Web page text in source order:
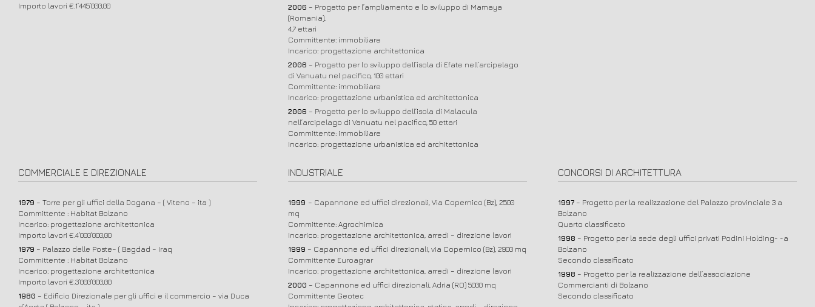
Importo lavori €.1’445’000,00
2006 – Progetto per l’ampliamento e lo sviluppo di Mamaya
(Romania),
4,7 ettari
Committente: immobiliare
Incarico: progettazione architettonica
2006 – Progetto per lo sviluppo dell’isola di Efate nell’arcipelago
di Vanuatu nel pacifico, 100 ettari
Committente: immobiliare
Incarico: progettazione urbanistica ed architettonica
2006 – Progetto per lo sviluppo dell’isola di Malacula
nell’arcipelago di Vanuatu nel pacifico, 50 ettari
Committente: immobiliare
Incarico: progettazione urbanistica ed architettonica
COMMERCIALE E DIREZIONALE
1979 – Torre per gli uffici della Dogana – ( Viteno – ita )
Committente : Habitat Bolzano
Incarico: progettazione architettonica
Importo lavori €.4’000’000,00
1979 – Palazzo delle Poste– ( Bagdad – Iraq
Committente : Habitat Bolzano
Incarico: progettazione architettonica
Importo lavori €.3’000’000,00
1980 – Edificio Direzionale per gli uffici e il commercio – via Duca
INDUSTRIALE
1999 – Capannone ed uffici direzionali, Via Copernico (Bz), 2500
mq
Committente: Agrochimica
Incarico: progettazione architettonica, arredi – direzione lavori
1999 – Capannone ed uffici direzionali, via Copernico (Bz), 2900 mq
Committente Euroagrar
Incarico: progettazione architettonica, arredi – direzione lavori
2000 – Capannone ed uffici direzionali, Adria (RO) 5000 mq
Committente Geotec
CONCORSI DI ARCHITETTURA
1997 – Progetto per la realizzazione del Palazzo provinciale 3 a
Bolzano
Quarto classificato
1998 – Progetto per la sede degli uffici privati Podini Holding- -a
Bolzano
Secondo classificato
1998 – Progetto per la realizzazione dell’associazione
Commercianti di Bolzano
Secondo classificato